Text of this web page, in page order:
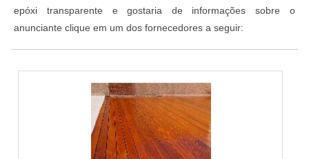
epóxi transparente e gostaria de informações sobre o
anunciante clique em um dos fornecedores a seguir: